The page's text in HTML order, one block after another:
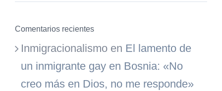
Comentarios recientes
Inmigracionalismo en El lamento de
un inmigrante gay en Bosnia: «No
creo más en Dios, no me responde»